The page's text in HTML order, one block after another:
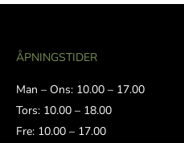
ÅPNINGSTIDER
Man – Ons: 10.00 – 17.00
Tors: 10.00 – 18.00
Fre: 10.00 – 17.00